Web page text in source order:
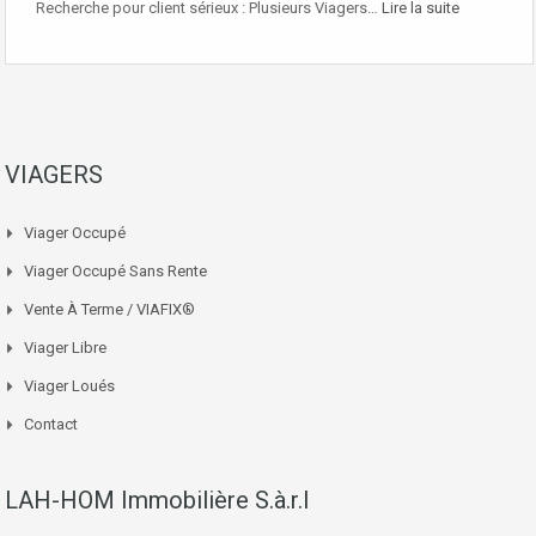
Recherche pour client sérieux : Plusieurs Viagers… Lire la suite
VIAGERS
Viager Occupé
Viager Occupé Sans Rente
Vente À Terme / VIAFIX®
Viager Libre
Viager Loués
Contact
LAH-HOM Immobilière S.à.r.l